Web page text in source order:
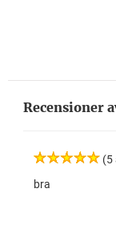
Recensioner
(5
bra